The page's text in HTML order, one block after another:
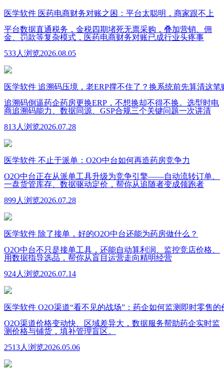
医学软件 医药电商财务对账之困：平台太聪明，商家跟不上
平台数据直通税务，金税四期堵死无票采购，叠加营销、佣
金、罚款等复杂模式，医药电商财务对账已成行业头疼事
533人浏览2026.08.05
医学软件 追溯码压境，老ERP撑不住了？换系统前先算清这笔
追溯码倒逼药企药房更换ERP，不想换却不得不换。选型时电
商追溯码能力、数据同源、GSP合规三个关键问题一次讲清
813人浏览2026.07.28
医学软件 不止于派单：O2O中台如何再造药房竞争力
O2O中台正在从派单工具升级为竞争引擎——自动流转订单、
一盘货管库存、数据驱动定价，帮你从追随者变成领跑者
899人浏览2026.07.28
医学软件 除了接单，好的O2O中台还能为药房做什么？
O2O中台不只是接单工具，还能自动算利润、监控竞店价格、
用数据指导选品，帮你从盲目运营走向精明经营
924人浏览2026.07.14
医学软件 O2O渠道“看不见的战场”：药企如何监测即时零售的
O2O渠道价格变动快、区域差异大，数据服务帮助药企实时监
测价格与铺货，填补管理盲区。
2513人浏览2026.05.06